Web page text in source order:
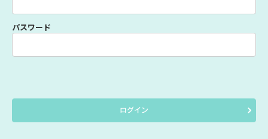
パスワード
ログイン